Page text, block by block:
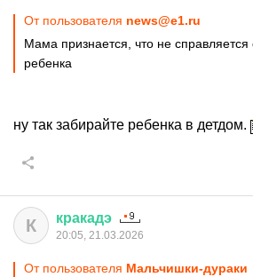
От пользователя news@e1.ru
Мама признается, что не справляется
ребенка
ну так забирайте ребенка в детдом.
К кракадэ
20:05, 21.03.2026
От пользователя Мальчишки-дураки